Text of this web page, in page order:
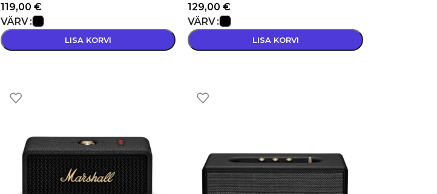
119,00 €
VÄRV
LISA KORVI
129,00€
VÄRV
LISA KORVI